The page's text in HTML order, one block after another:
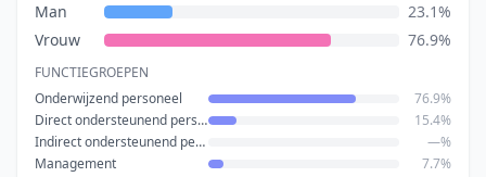
Man
23.1%
Vrouw
76.9%
FUNCTIEGROEPEN
Onderwijzend personeel
76.9%
Direct ondersteunend personeel
15.4%
Indirect ondersteunend personeel
—%
Management
7.7%